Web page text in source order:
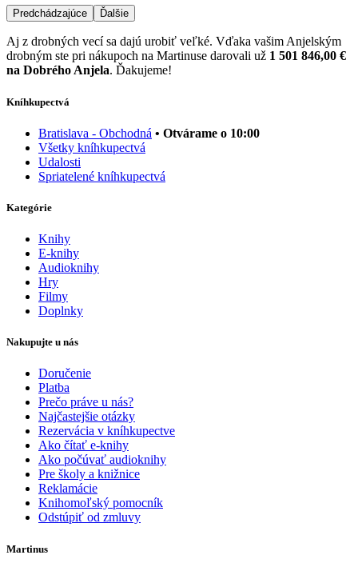
Predchádzajúce Ďalšie
Aj z drobných vecí sa dajú urobiť veľké. Vďaka vašim Anjelským
drobným ste pri nákupoch na Martinuse darovali už 1 501 846,00 €
na Dobrého Anjela. Ďakujeme!
Kníhkupectvá
Bratislava - Obchodná • Otvárame o 10:00
Všetky kníhkupectvá
Udalosti
Spriatelené kníhkupectvá
Kategórie
Knihy
E-knihy
Audioknihy
Hry
Filmy
Doplnky
Nakupujte u nás
Doručenie
Platba
Prečo práve u nás?
Najčastejšie otázky
Rezervácia v kníhkupectve
Ako čítať e-knihy
Ako počúvať audioknihy
Pre školy a knižnice
Reklamácie
Knihomoľský pomocník
Odstúpiť od zmluvy
Martinus